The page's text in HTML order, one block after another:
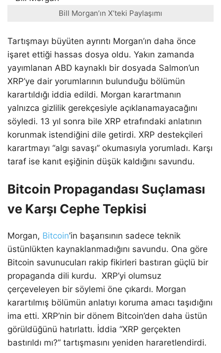
Bill Morgan’ın X’teki Paylaşımı
Tartışmayı büyüten ayrıntı Morgan’ın daha önce
işaret ettiği hassas dosya oldu. Yakın zamanda
yayımlanan ABD kaynaklı bir dosyada Salmon’un
XRP’ye dair yorumlarının bulunduğu bölümün
karartıldığı iddia edildi. Morgan karartmanın
yalnızca gizlilik gerekçesiyle açıklanamayacağını
söyledi. 13 yıl sonra bile XRP etrafındaki anlatının
korunmak istendiğini dile getirdi. XRP destekçileri
karartmayı “algı savaşı” okumasıyla yorumladı. Karşı
taraf ise kanıt eşiğinin düşük kaldığını savundu.
Bitcoin Propagandası Suçlaması
ve Karşı Cephe Tepkisi
Morgan, Bitcoin’in başarısının sadece teknik
üstünlükten kaynaklanmadığını savundu. Ona göre
Bitcoin savunucuları rakip fikirleri bastıran güçlü bir
propaganda dili kurdu. XRP’yi olumsuz
çerçeveleyen bir söylemi öne çıkardı. Morgan
karartılmış bölümün anlatıyı koruma amacı taşıdığını
ima etti. XRP’nin bir dönem Bitcoin’den daha üstün
görüldüğünü hatırlattı. İddia “XRP gerçekten
bastırıldı mı?” tartışmasını yeniden hararetlendirdi.